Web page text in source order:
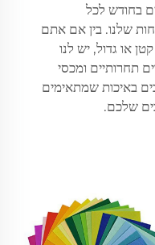
בחודש לכל
שלנו. בין אם אתם
או גדול, יש לנו
תחרותיים ומכסי
באיכות שמתאימים
שלכם.